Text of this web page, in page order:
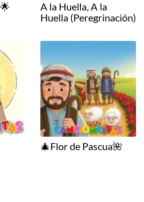
A la Huella, A la
Huella (Peregrinación)
🎄Flor de Pascua🌺